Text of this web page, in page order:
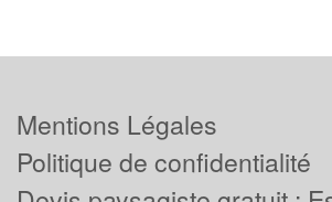
Mentions Légales
Politique de confidentialité